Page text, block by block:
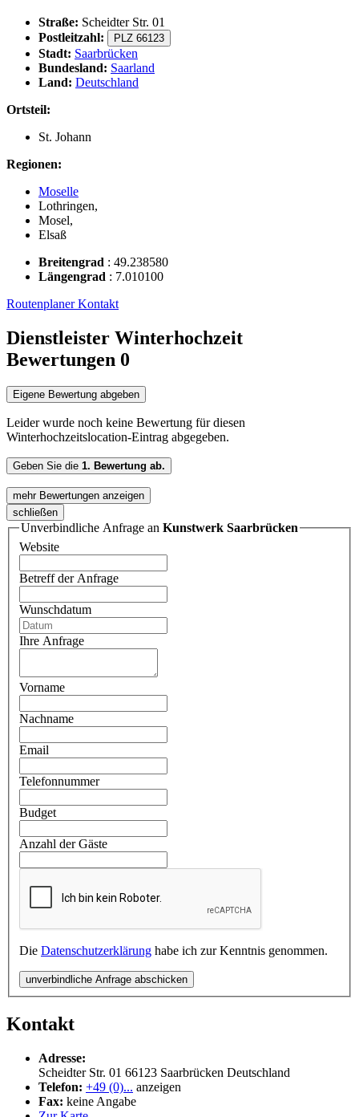
Straße: Scheidter Str. 01
Postleitzahl:
PLZ 66123
Stadt: Saarbrücken
Bundesland: Saarland
Land: Deutschland
Ortsteil:
St. Johann
Regionen:
Moselle
Lothringen,
Mosel,
Elsaß
Breitengrad : 49.238580
Längengrad : 7.010100
RoutenplanerKontakt
Dienstleister Winterhochzeit
Bewertungen 0
Eigene Bewertung abgeben
Leider wurde noch keine Bewertung für diesen
Winterhochzeitslocation-Eintrag abgegeben.
Geben Sie die 1. Bewertung ab.
mehr Bewertungen anzeigen
schließen
Unverbindliche Anfrage an Kunstwerk Saarbrücken
Website
Betreff der Anfrage
Wunschdatum
Ihre Anfrage
Vorname
Nachname
Email
Telefonnummer
Budget
Anzahl der Gäste
Die Datenschutzerklärung habe ich zur Kenntnis genommen.
unverbindliche Anfrage abschicken
Kontakt
Adresse:
Scheidter Str. 01 66123 Saarbrücken Deutschland
Telefon: +49 (0)... anzeigen
Fax: keine Angabe